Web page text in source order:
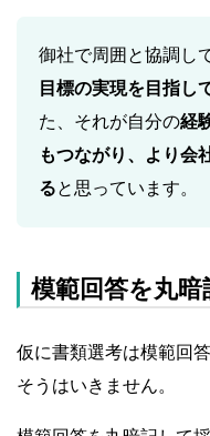
御社で周囲と協調し
目標の実現を目指し
た、それが自分の経
もつながり、より会
ると思っています。
模範回答を丸
仮に書類選考は模範回
そうはいきません。